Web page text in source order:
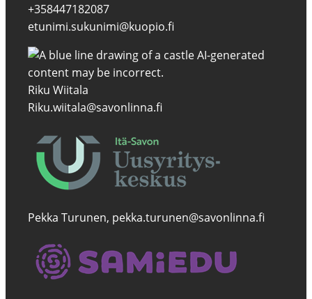
+358447182087
etunimi.sukunimi@kuopio.fi
Riku Wiitala
Riku.wiitala@savonlinna.fi
Pekka Turunen, pekka.turunen@savonlinna.fi